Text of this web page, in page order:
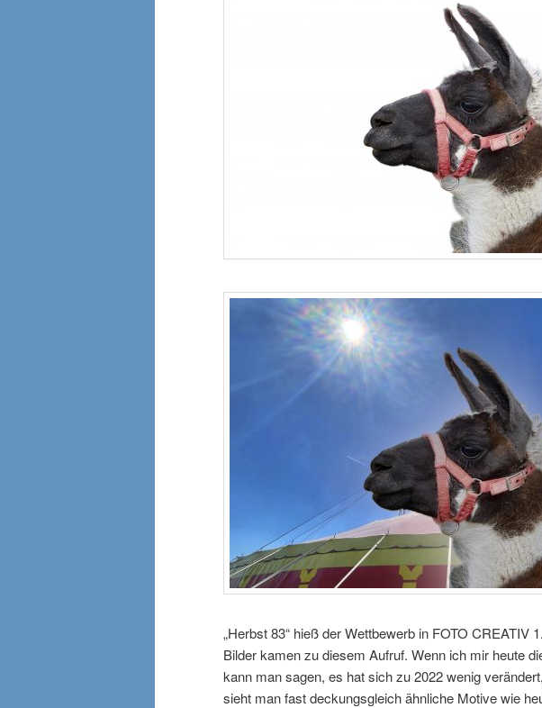
„Herbst 83“ hieß der Wettbewerb in FOTO CREATIV
Bilder kamen zu diesem Aufruf. Wenn ich mir heute
kann man sagen, es hat sich zu 2022 wenig
sieht man fast deckungsgleich ähnliche Motive wie